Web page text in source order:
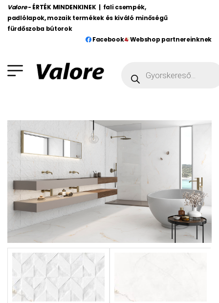
Valore - ÉRTÉK MINDENKINEK | fali csempék,
padlólapok, mozaik termékek és kiváló minőségű
fürdőszoba bútorok
Facebook
Webshop partnereinknek